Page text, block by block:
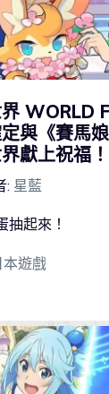
WORLD
與《賽馬
界獻上祝福
: 星藍
抽起來！
本遊戲